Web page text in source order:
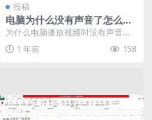
投稿
电脑为什么没有声音了怎么恢
复（分享5个方法）
为什么电脑播放视频时没有声音？
电脑没有声音可能是由于音响设备
连接不牢固，也可能是...
1 年前 158